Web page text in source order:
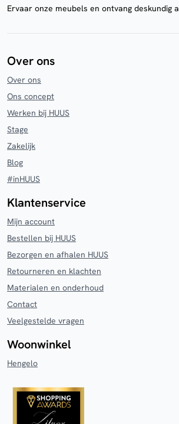
Ervaar onze meubels en ontvang deskundig
Over ons
Over ons
Ons concept
Werken bij HUUS
Stage
Zakelijk
Blog
#inHUUS
Klantenservice
Mijn account
Bestellen bij HUUS
Bezorgen en afhalen HUUS
Retourneren en klachten
Materialen en onderhoud
Contact
Veelgestelde vragen
Woonwinkel
Hengelo